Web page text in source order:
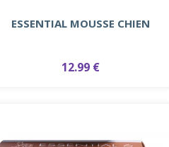
ESSENTIAL MOUSSE CHIEN
12.99 €